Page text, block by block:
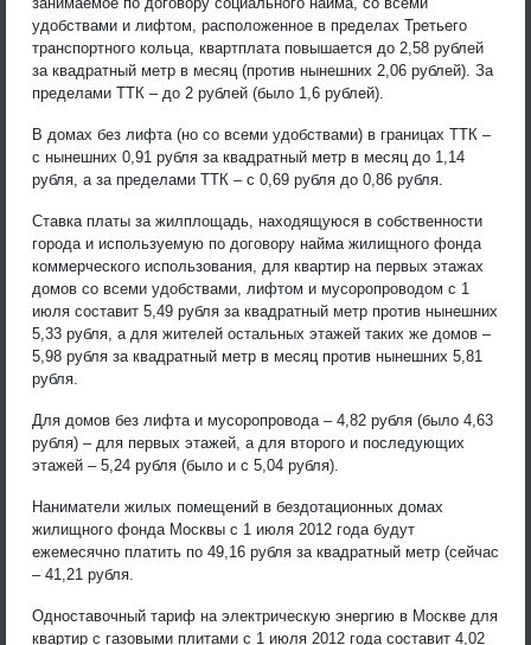
удобствами и лифтом, расположенное в пределах Третьего
транспортного кольца, квартплата повышается до 2,58 рублей
за квадратный метр в месяц (против нынешних 2,06 рублей). За
пределами ТТК – до 2 рублей (было 1,6 рублей).
В домах без лифта (но со всеми удобствами) в границах ТТК –
с нынешних 0,91 рубля за квадратный метр в месяц до 1,14
рубля, а за пределами ТТК – с 0,69 рубля до 0,86 рубля.
Ставка платы за жилплощадь, находящуюся в собственности
города и используемую по договору найма жилищного фонда
коммерческого использования, для квартир на первых этажах
домов со всеми удобствами, лифтом и мусоропроводом с 1
июля составит 5,49 рубля за квадратный метр против нынешних
5,33 рубля, а для жителей остальных этажей таких же домов –
5,98 рубля за квадратный метр в месяц против нынешних 5,81
рубля.
Для домов без лифта и мусоропровода – 4,82 рубля (было 4,63
рубля) – для первых этажей, а для второго и последующих
этажей – 5,24 рубля (было и с 5,04 рубля).
Наниматели жилых помещений в бездотационных домах
жилищного фонда Москвы с 1 июля 2012 года будут
ежемесячно платить по 49,16 рубля за квадратный метр (сейчас
– 41,21 рубля.
Одноставочный тариф на электрическую энергию в Москве для
квартир с газовыми плитами с 1 июля 2012 года составит 4,02